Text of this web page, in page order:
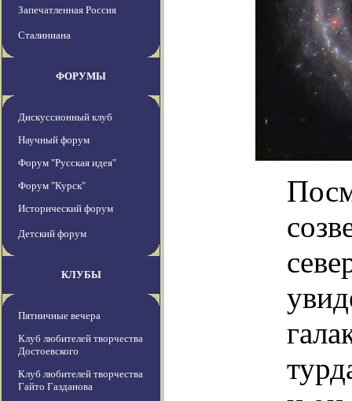
Запечатленная Россия
Сталиниана
ФОРУМЫ
Дискуссионный клуб
Научный форум
Форум "Русская идея"
Форум "Курск"
Исторический форум
Детский форум
КЛУБЫ
Пятничные вечера
Клуб любителей творчества
Достоевского
Клуб любителей творчества
Гайто Газданова